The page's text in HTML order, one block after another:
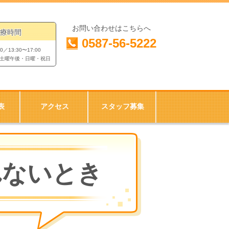
時間
／13:30〜17:00
曜午後・日曜・祝日
お問い合わせはこちらへ
0587-56-5222
アクセス スタッフ募集
いとき